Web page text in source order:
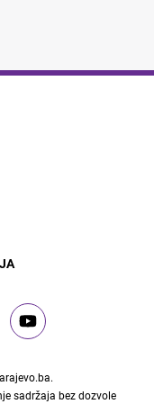
.
sadržaja bez dozvole